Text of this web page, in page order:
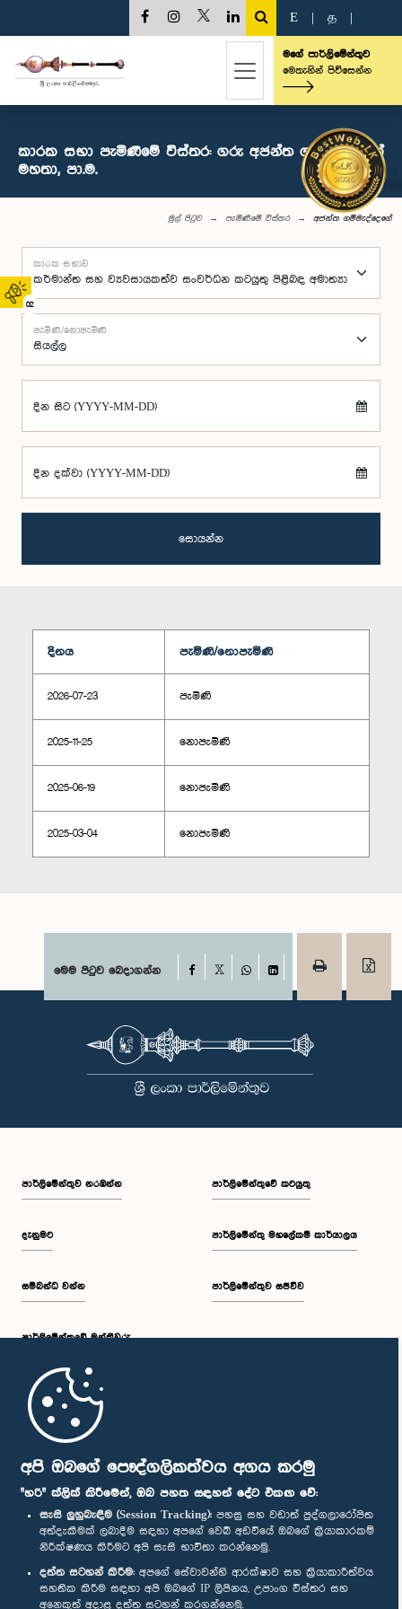
අපි ඔබගේ පෞද්ගලිකත්වය අගය කරමු
"හරි" ක්ලික් කිරීමෙන්, ඔබ පහත සඳහන් දේට එකඟ වේ:
සැසි ලුහුබැඳීම (Session Tracking): පහසු සහ වඩාත් පුද්ගලාරෝපිත
අත්දැකීමක් ලබාදීම සඳහා අපගේ වෙබ් අඩවියේ ඔබගේ ක්‍රියාකාරකම්
නිරීක්ෂණය කිරීමට අපි සැසි භාවිතා කරන්නෙමු.
දත්ත සටහන් කිරීම: අපගේ සේවාවන්හි ආරක්ෂාව සහ ක්‍රියාකාරීත්වය
සහතික කිරීම සඳහා අපි ඔබගේ IP ලිපිනය, උපාංග විස්තර සහ
අනෙකුත් අදාළ දත්ත සටහන් කරගන්නෙමු.
02
E த
මගේ පාර්ලිමේන්තුව
මෙතැනින් පිවිසෙන්න
කාරක සභා පැමිණීමේ විස්තර: ගරු අජන්ත ගම්මැද්දෙගේ
මහතා, පා.ම.
මුල් පිටුව පැමිණීමේ විස්තර අජන්ත ගම්මැද්දෙගේ
කාරක සභාව
පැමිණි/නොපැමිණි
දින සිට (YYYY-MM-DD)
දින දක්වා (YYYY-MM-DD)
සොයන්න
දිනය පැමිණි/නොපැමිණි
2026-07-23 පැමිණි
2025-11-25 නොපැමිණි
2025-06-19 නොපැමිණි
2025-03-04 නොපැමිණි
මෙම පිටුව බෙදාගන්න Facebook
WhatsAppLinkedIn
පාර්ලි‌මේන්තුව නරඹන්න
දැනුමට
සම්බන්ධ වන්න
පාර්ලි‌මේන්තුවේ මන්ත්‍රීවරු
මුල් පිටුව
පාර්ලිමේන්තුවේ කටයුතු
පාර්ලිමේන්තු මහලේකම් කාර්යාලය
පාර්ලිමේන්තුව සජීවීව
පාර්ලිමේන්තු ජංගම යෙදුම
අප හා සම්බන්ධ වී සිටින්න :